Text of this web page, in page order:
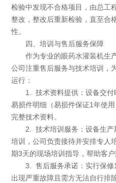
检验中发现不合格项目，由总工
整改，整改后重新检验，直至合
性。
四、培训与售后服务保障
作为专业的眼药水灌装机生
公司注重售后服务与技术培训，
运行：
1. 技术资料提供：设备交付
易损件明细（易损件保证1年使
完整技术资料。
2. 技术培训服务：设备生产
培训，公司负责接待并安排专人
期3天的现场培训指导，帮助客
3. 售后服务承诺：实行保修1
出现严重故障且需方无法自行排